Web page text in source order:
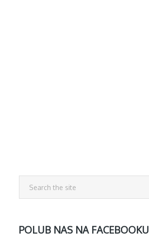
POLUB NAS NA FACEBOOKU